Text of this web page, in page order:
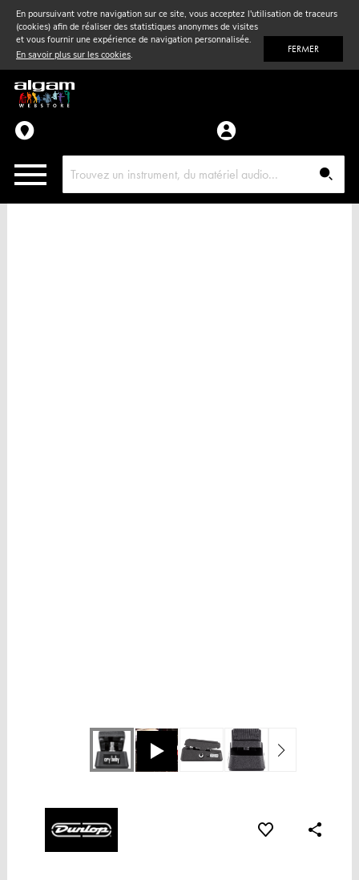
En poursuivant votre navigation sur ce site, vous acceptez l'utilisation de traceurs
(cookies) afin de réaliser des statistiques anonymes de visites
et vous fournir une expérience de navigation personnalisée.
En savoir plus sur les cookies. FERMER
Vent& Violon
Accessoires
Pièces détachées